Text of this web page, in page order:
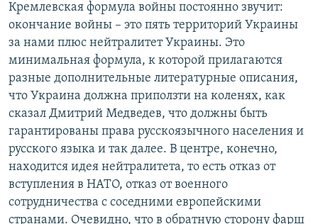
Кремлевская формула войны постоянно звучит:
окончание войны – это пять территорий Украины
за нами плюс нейтралитет Украины. Это
минимальная формула, к которой прилагаются
разные дополнительные литературные описания,
что Украина должна приползти на коленях, как
сказал Дмитрий Медведев, что должны быть
гарантированы права русскоязычного населения и
русского языка и так далее. В центре, конечно,
находится идея нейтралитета, то есть отказ от
вступления в НАТО, отказ от военного
сотрудничества с соседними европейскими
странами. Очевидно, что в обратную сторону фарш